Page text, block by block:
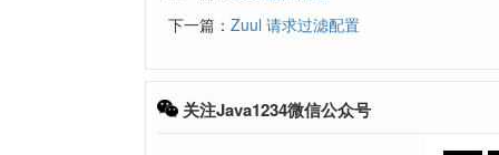
下一篇： Zuul 请求过滤配置
关注Java1234微信公众号